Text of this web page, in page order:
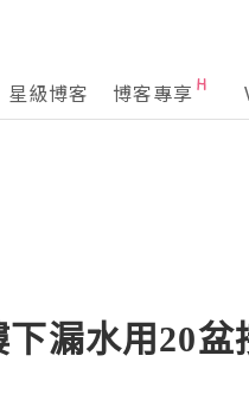
星級博客 博客專享
漏水用20盆